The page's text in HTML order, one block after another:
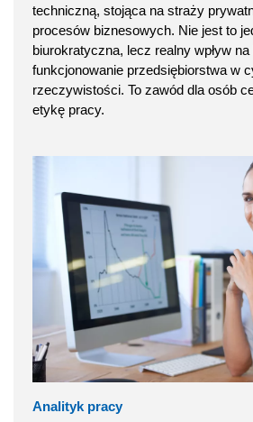
techniczną, stojąca na straży
procesów biznesowych. Nie jest to
biurokratyczna, lecz realny wpływ
funkcjonowanie przedsiębiorstwa w
rzeczywistości. To zawód dla osób
etykę pracy.
Analityk pracy